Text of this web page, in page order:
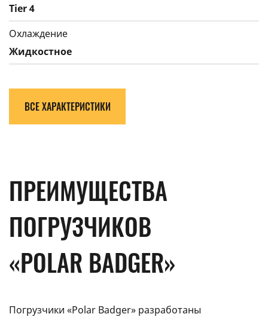
Tier 4
Охлаждение
Жидкостное
ВСЕ ХАРАКТЕРИСТИКИ
ПРЕИМУЩЕСТВА
ПОГРУЗЧИКОВ
«POLAR BADGER»
Погрузчики «Polar Badger» разработаны